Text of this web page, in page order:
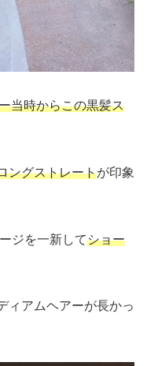
当時からこの黒髪ス
ングストレートが印象
ジを一新してショー
ィアムヘアーが長かっ